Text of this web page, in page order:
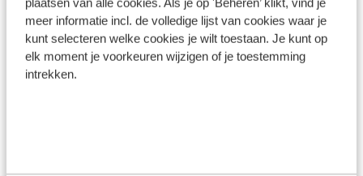
plaatsen van alle cookies. Als je op 'Beheren’ klikt, vind je
meer informatie incl. de volledige lijst van cookies waar je
kunt selecteren welke cookies je wilt toestaan. Je kunt op
elk moment je voorkeuren wijzigen of je toestemming
intrekken.